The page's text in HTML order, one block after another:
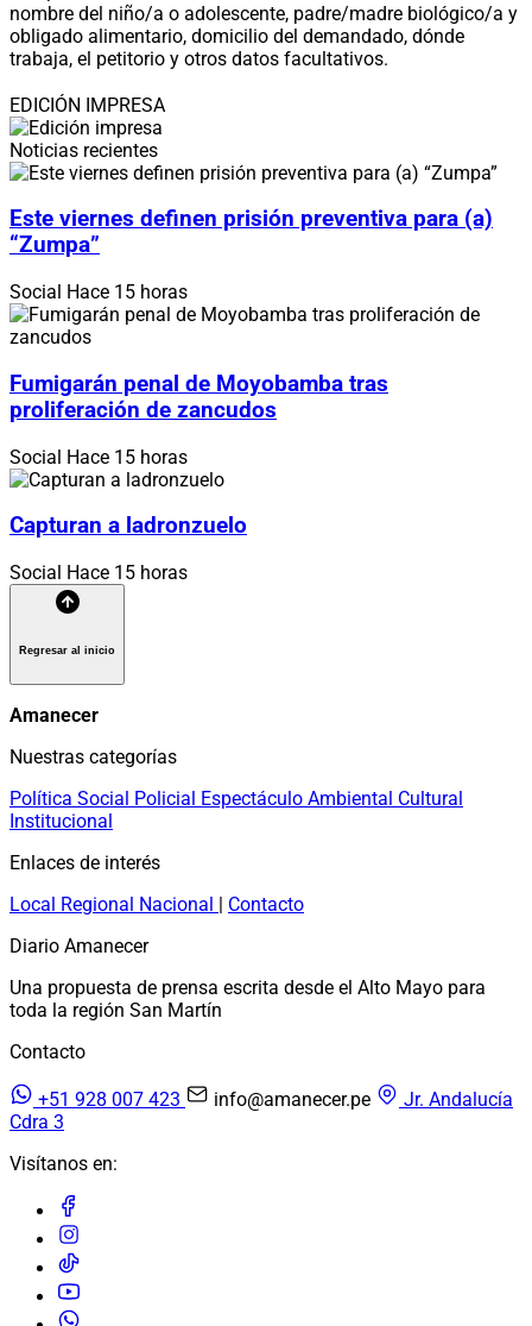
nombre del niño/a o adolescente, padre/madre biológico/a y
obligado alimentario, domicilio del demandado, dónde
trabaja, el petitorio y otros datos facultativos.
EDICIÓN IMPRESA
Noticias recientes
Este viernes definen prisión preventiva para (a)
“Zumpa”
Social Hace 15 horas
Fumigarán penal de Moyobamba tras
proliferación de zancudos
Social Hace 15 horas
Capturan a ladronzuelo
Social Hace 15 horas
Regresar al inicio
Amanecer
Nuestras categorías
Política Social Policial Espectáculo Ambiental Cultural
Institucional
Enlaces de interés
Local Regional Nacional | Contacto
Diario Amanecer
Una propuesta de prensa escrita desde el Alto Mayo para
toda la región San Martín
Contacto
+51 928 007 423 info@amanecer.pe
Jr. Andalucía
Cdra 3
Visítanos en: